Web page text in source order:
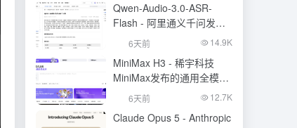
Qwen-Audio-3.0-ASR-
Flash - 阿里通义千问发布
的语音识别大模型
6天前 14.9K
MiniMax H3 - 稀宇科技
MiniMax发布的通用全模态
生成模型
6天前 12.7K
Claude Opus 5 - Anthropic